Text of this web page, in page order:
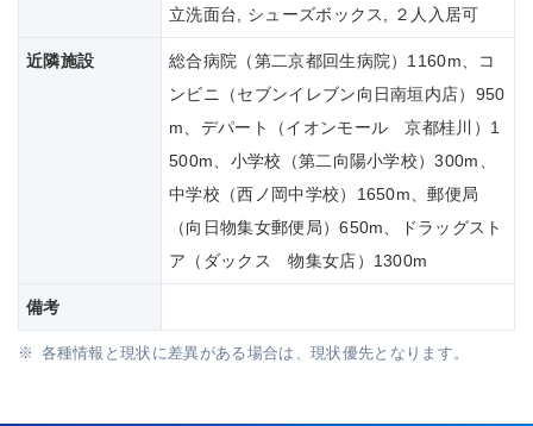
立洗面台, シューズボックス, ２人入居可
近隣施設
総合病院（第二京都回生病院）1160m、コ
ンビニ（セブンイレブン向日南垣内店）950
m、デパート（イオンモール 京都桂川）1
500m、小学校（第二向陽小学校）300m、
中学校（西ノ岡中学校）1650m、郵便局
（向日物集女郵便局）650m、ドラッグスト
ア（ダックス 物集女店）1300m
備考
各種情報と現状に差異がある場合は、現状優先となります。